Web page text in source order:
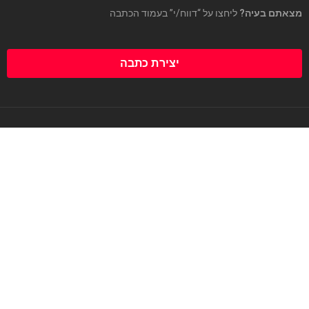
מצאתם בעיה? ליחצו על “דווח/י” בעמוד הכתבה
יצירת כתבה